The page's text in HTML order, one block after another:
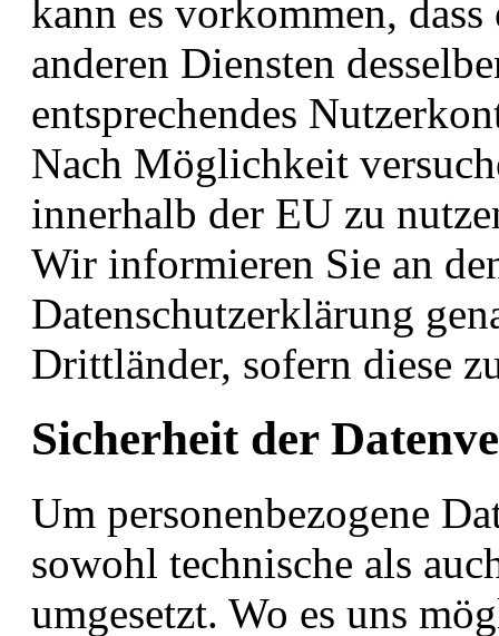
kann es vorkommen,
anderen Diensten
entsprechendes
Nach Möglichkeit
innerhalb der EU zu
Wir informieren Sie an
Datenschutzerklärung
Drittländer, sofern diese
Sicherheit der
Um personenbezogene
sowohl technische als
umgesetzt. Wo es uns